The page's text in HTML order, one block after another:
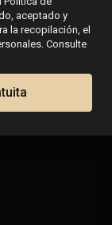
aceptado y
la recopilación, el
Consulte